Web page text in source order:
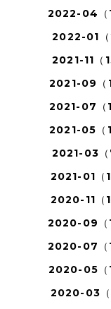
2022-04（
2022-01（
2021-11（
2021-09（
2021-07（
2021-05（
2021-03（
2021-01（
2020-11（
2020-09（
2020-07（
2020-05（
2020-03（